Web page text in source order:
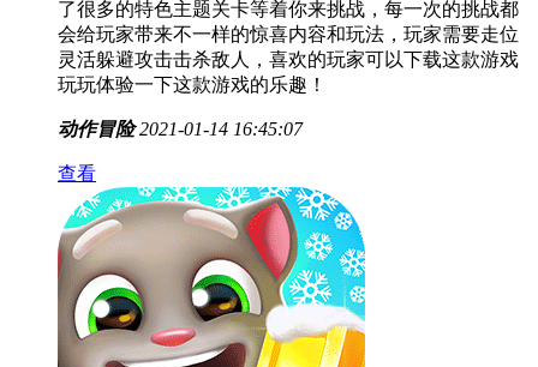
超级忍者Boss战士
超级忍者Boss战士是一款非常好玩的游戏，游戏都是为
玩家精心准备的，非常的刺激精彩，同时也为玩家准备
了很多的特色主题关卡等着你来挑战，每一次的挑战都
会给玩家带来不一样的惊喜内容和玩法，玩家需要走位
灵活躲避攻击击杀敌人，喜欢的玩家可以下载这款游戏
玩玩体验一下这款游戏的乐趣！
动作冒险 2021-01-14 16:45:07
查看